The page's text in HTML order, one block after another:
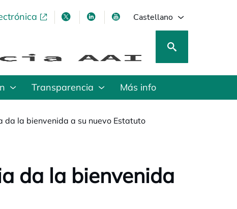
se abre en una pestaña nueva
se abre en una pestaña nueva
se abre en una pestaña nueva
se abre en una pestaña
Castellano
Transparencia Más info
da la bienvenida a su nuevo Estatuto
da la bienvenida